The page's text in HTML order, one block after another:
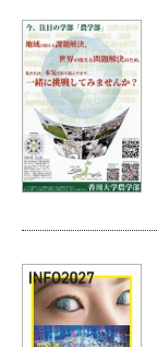
Ｑ＆Ａ よくあるご質問
資料の料金の
お支払いについて
テレメール
お支払いサイト